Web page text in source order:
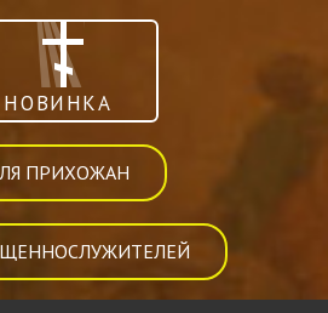
НОВИНКА
ПРИХОЖАН